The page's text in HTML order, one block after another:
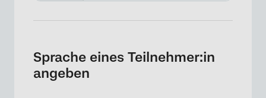
×
Sprache eines Teilnehmer:in
angeben